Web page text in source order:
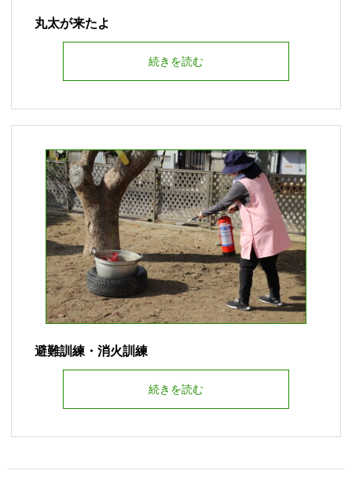
丸太が来たよ
続きを読む
避難訓練・消火訓練
続きを読む